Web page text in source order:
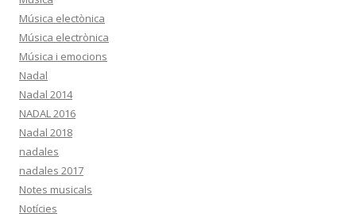
Música electònica
Música electrònica
Música i emocions
Nadal
Nadal 2014
NADAL 2016
Nadal 2018
nadales
nadales 2017
Notes musicals
Notícies